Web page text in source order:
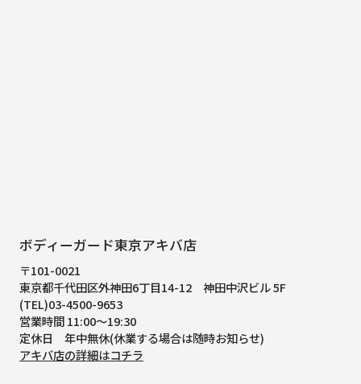
ボディーガード東京アキバ店
〒101-0021
東京都千代田区外神田6丁目14-12 神田中沢ビル 5F
(TEL)03-4500-9653
営業時間 11:00～19:30
定休日 年中無休(休業する場合は随時お知らせ)
アキバ店の詳細はコチラ